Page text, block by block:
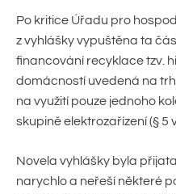
Po kritice Úřadu pro
z vyhlášky vypuštěna ta
financování recyklace tzv.
domácností uvedená na
na využití pouze jednoho
skupině elektrozařízení (§ 5
Novela vyhlášky byla
narychlo a neřeší některé